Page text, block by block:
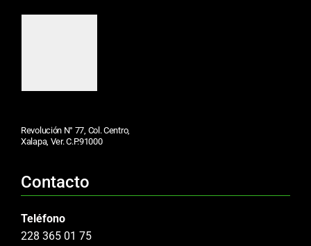
Revolución N° 77, Col. Centro,
Xalapa, Ver. C.P.91000
Contacto
Teléfono
228 365 01 75